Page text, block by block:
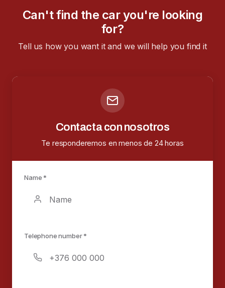
Can't find the car you're looking
for?
Tell us how you want it and we will help you find it
Contacta con nosotros
Te responderemos en menos de 24 horas
Name *
Telephone number *